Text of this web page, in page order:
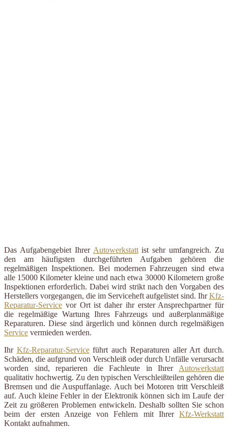
Das Aufgabengebiet Ihrer Autowerkstattist sehr umfangreich. Zu
den am häufigsten durchgeführten Aufgaben gehören die
regelmäßigen Inspektionen. Bei modernen Fahrzeugen sind etwa
alle 15000 Kilometer kleine und nach etwa 30000 Kilometern große
Inspektionen erforderlich. Dabei wird strikt nach den Vorgaben des
Herstellers vorgegangen, die im Serviceheft aufgelistet sind. IhrKfz-
Reparatur-Service vor Ort ist daher ihr erster Ansprechpartner für
die regelmäßige Wartung Ihres Fahrzeugs und außerplanmäßige
Reparaturen. Diese sind ärgerlich und können durch regelmäßigen
Service vermieden werden.
Ihr Kfz-Reparatur-Serviceführt auch Reparaturen aller Art durch.
Schäden, die aufgrund von Verschleiß oder durch Unfälle verursacht
worden sind, reparieren die Fachleute in Ihrer Autowerkstatt
qualitativ hochwertig. Zu den typischen Verschleißteilen gehören die
Bremsen und die Auspuffanlage. Auch bei Motoren tritt Verschleiß
auf. Auch kleine Fehler in der Elektronik können sich im Laufe der
Zeit zu größeren Problemen entwickeln. Deshalb sollten Sie schon
beim der ersten Anzeige von Fehlern mit Ihrer Kfz-Werkstatt
Kontakt aufnahmen.